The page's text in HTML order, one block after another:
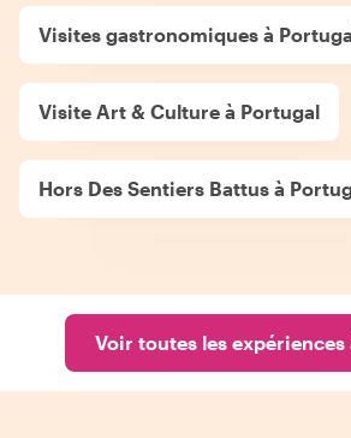
Visites gastronomiques à
Visite Art & Culture à Portugal
Hors Des Sentiers Battus à
Voir toutes les expériences